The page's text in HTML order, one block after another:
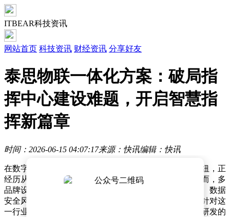
ITBEAR科技资讯
网站首页 科技资讯 财经资讯 分享好友
泰思物联一体化方案：破局指
挥中心建设难题，开启智慧指
挥新篇章
时间：2026-06-15 04:07:17来源：快讯编辑：快讯
在数字化转型浪潮中，指挥中心作为组织决策的核心枢纽，正
经历从传统模式向智能化、自动化方向的深度变革。然而，多
品牌设备兼容性差、环境调控依赖人工、运维响应滞后、数据
安全风险等痛点，成为制约指挥效能提升的关键瓶颈。针对这
一行业现状，泰思物联科技（广州）有限公司依托自主研发的